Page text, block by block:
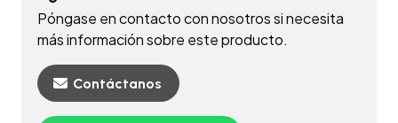
Póngase en contacto con nosotros si necesita
más información sobre este producto.
Contáctanos